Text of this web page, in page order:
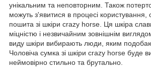
унікальним та неповторним. Також
можуть з'явитися в процесі користування,
пошита зі шкіри crazy horse. Ця шкіра
міцністю і незвичайним зовнішнім
виду шкіри вибирають люди, яким
Чоловіча сумка зі шкіри crazy horse буде
неймовірно стильно та брутально.